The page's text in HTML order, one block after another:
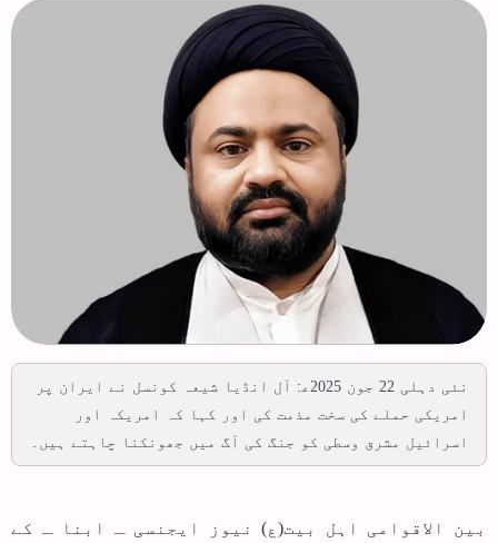
نئی دہلی 22 جون 2025ع‍: آل انڈیا شیعہ کونسل نے ایران پر
امریکی حملے کی سخت مذمت کی اور کہا کہ امریکہ اور
اسرائیل مشرق وسطی کو جنگ کی آگ میں جھونکنا چاہتے ہیں۔
بین الاقوامی اہل بیت(ع) نیوز ایجنسی ـ ابنا ـ کے